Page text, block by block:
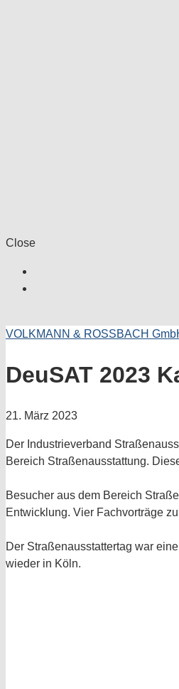
Close
VOLKMANN & ROSSBACH
DeuSAT 2023
21. März 2023
Der Industrieverband
Bereich Straßenausstattung.
Besucher aus dem Bereich
Entwicklung. Vier Fachvorträge
Der Straßenausstattertag war
wieder in Köln.